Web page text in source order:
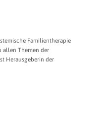
Familientherapie
allen Themen der
Herausgeberin der